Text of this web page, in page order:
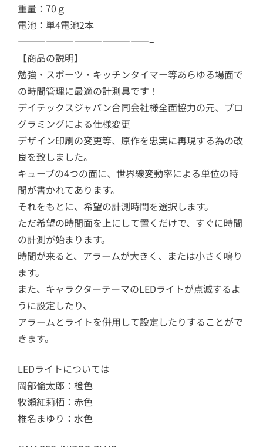
重量：70ｇ
電池：単4電池2本
——————————————–
【商品の説明】
勉強・スポーツ・キッチンタイマー等あらゆる場面で
の時間管理に最適の計測具です！
デイテックスジャパン合同会社様全面協力の元、プロ
グラミングによる仕様変更
デザイン印刷の変更等、原作を忠実に再現する為の改
良を致しました。
キューブの4つの面に、世界線変動率による単位の時
間が書かれてあります。
それをもとに、希望の計測時間を選択します。
ただ希望の時間面を上にして置くだけで、すぐに時間
の計測が始まります。
時間が来ると、アラームが大きく、または小さく鳴り
ます。
また、キャラクターテーマのLEDライトが点滅するよ
うに設定したり、
アラームとライトを併用して設定したりすることがで
きます。
LEDライトについては
岡部倫太郎：橙色
牧瀬紅莉栖：赤色
椎名まゆり：水色